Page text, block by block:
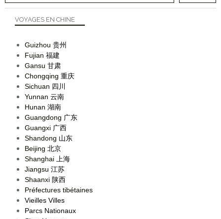
VOYAGES EN CHINE
Guizhou 贵州
Fujian 福建
Gansu 甘肃
Chongqing 重庆
Sichuan 四川
Yunnan 云南
Hunan 湖南
Guangdong 广东
Guangxi 广西
Shandong 山东
Beijing 北京
Shanghai 上海
Jiangsu 江苏
Shaanxi 陕西
Préfectures tibétaines
Vieilles Villes
Parcs Nationaux